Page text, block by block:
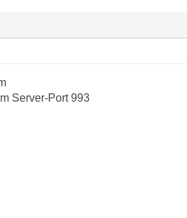
Server-Port 993